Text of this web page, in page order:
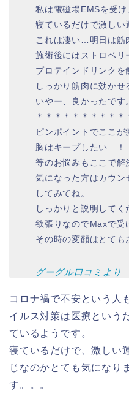
私は電磁場EMSを受け
寝ているだけで激しい
これは凄い…明日は筋
施術後にはストロベリ
プロテインドリンクを
しっかり筋肉に効かせ
いやー、良かったです
＊＊＊＊＊＊＊＊＊＊
ピンポイントでここが
胸はキープしたい…！
等のお悩みもここで解
気になった方はカウン
してみてね。
しっかりと説明してく
欲張りなのでMaxで受
その時の変顔はとても
グーグル口コミより
コロナ禍で不安という人
イルス対策は医療という
ているようです。
寝ているだけで、激しい
じなのかとても気になり
す。。。